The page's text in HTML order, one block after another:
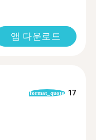
앱 다운로드
format_quote 17